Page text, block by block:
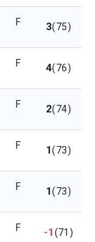
F 3(75)
F 4(76)
F 2(74)
F 1(73)
F 1(73)
F -1(71)